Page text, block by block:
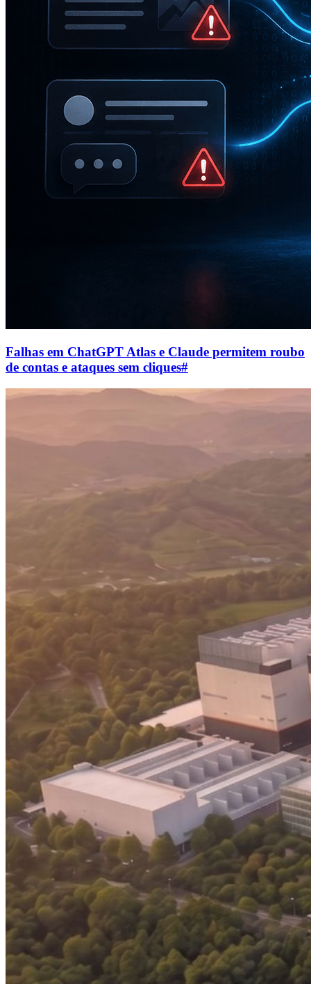
Falhas em ChatGPT Atlas e Claude permitem roubo
de contas e ataques sem cliques#